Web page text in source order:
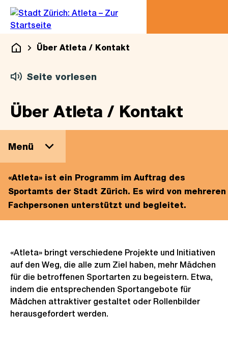
Navigation
Sprunglink
Atleta
Über Atleta / Kontakt
Seite vorlesen
Über Atleta / Kontakt
«Atleta» ist ein Programm im Auftrag des
Sportamts der Stadt Zürich. Es wird von mehreren
Fachpersonen unterstützt und begleitet.
«Atleta» bringt verschiedene Projekte und Initiativen
auf den Weg, die alle zum Ziel haben, mehr Mädchen
für die betroffenen Sportarten zu begeistern. Etwa,
indem die entsprechenden Sportangebote für
Mädchen attraktiver gestaltet oder Rollenbilder
herausgefordert werden.